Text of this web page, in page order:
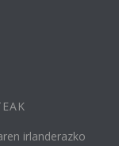
irlanderazko